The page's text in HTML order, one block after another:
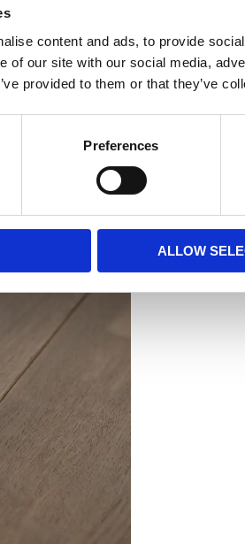
content and ads, to provide
of our site with our social media,
provided to them or that they’ve
Preferences
ALLOW